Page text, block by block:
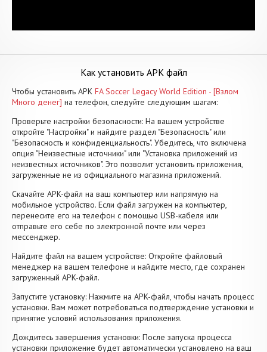
Как установить APK файл
Чтобы установить APK FA Soccer Legacy World Edition - [Взлом
Много денег] на телефон, следуйте следующим шагам:
Проверьте настройки безопасности: На вашем устройстве
откройте "Настройки" и найдите раздел "Безопасность" или
"Безопасность и конфиденциальность". Убедитесь, что включена
опция "Неизвестные источники" или "Установка приложений из
неизвестных источников". Это позволит установить приложения,
загруженные не из официального магазина приложений.
Скачайте APK-файл на ваш компьютер или напрямую на
мобильное устройство. Если файл загружен на компьютер,
перенесите его на телефон с помощью USB-кабеля или
отправьте его себе по электронной почте или через
мессенджер.
Найдите файл на вашем устройстве: Откройте файловый
менеджер на вашем телефоне и найдите место, где сохранен
загруженный APK-файл.
Запустите установку: Нажмите на APK-файл, чтобы начать процесс
установки. Вам может потребоваться подтверждение установки и
принятие условий использования приложения.
Дождитесь завершения установки: После запуска процесса
установки приложение будет автоматически установлено на ваш